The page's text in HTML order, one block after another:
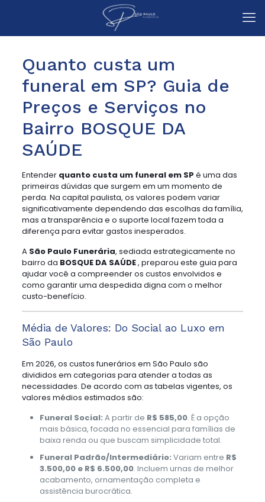
Quanto custa um
funeral em SP? Guia de
Preços e Serviços no
Bairro BOSQUE DA
SAÚDE
Entender quanto custa um funeral em SP é uma das
primeiras dúvidas que surgem em um momento de
perda. Na capital paulista, os valores podem variar
significativamente dependendo das escolhas da família,
mas a transparência e o suporte local fazem toda a
diferença para evitar gastos inesperados.
A São Paulo Funerária, sediada estrategicamente no
bairro da BOSQUE DA SAÚDE, preparou este guia para
ajudar você a compreender os custos envolvidos e
como garantir uma despedida digna com o melhor
custo-benefício.
Média de Valores: Do Social ao Luxo em
São Paulo
Em 2026, os custos funerários em São Paulo são
divididos em categorias para atender a todas as
necessidades. De acordo com as tabelas vigentes, os
valores médios estimados são:
Funeral Social: A partir de R$ 585,00. É a opção
mais básica, focada no essencial para famílias de
baixa renda ou que buscam simplicidade total.
Funeral Padrão/Intermediário: Variam entre R$
3.500,00 e R$ 6.500,00. Incluem urnas de melhor
acabamento, ornamentação completa e
assistência burocrática.